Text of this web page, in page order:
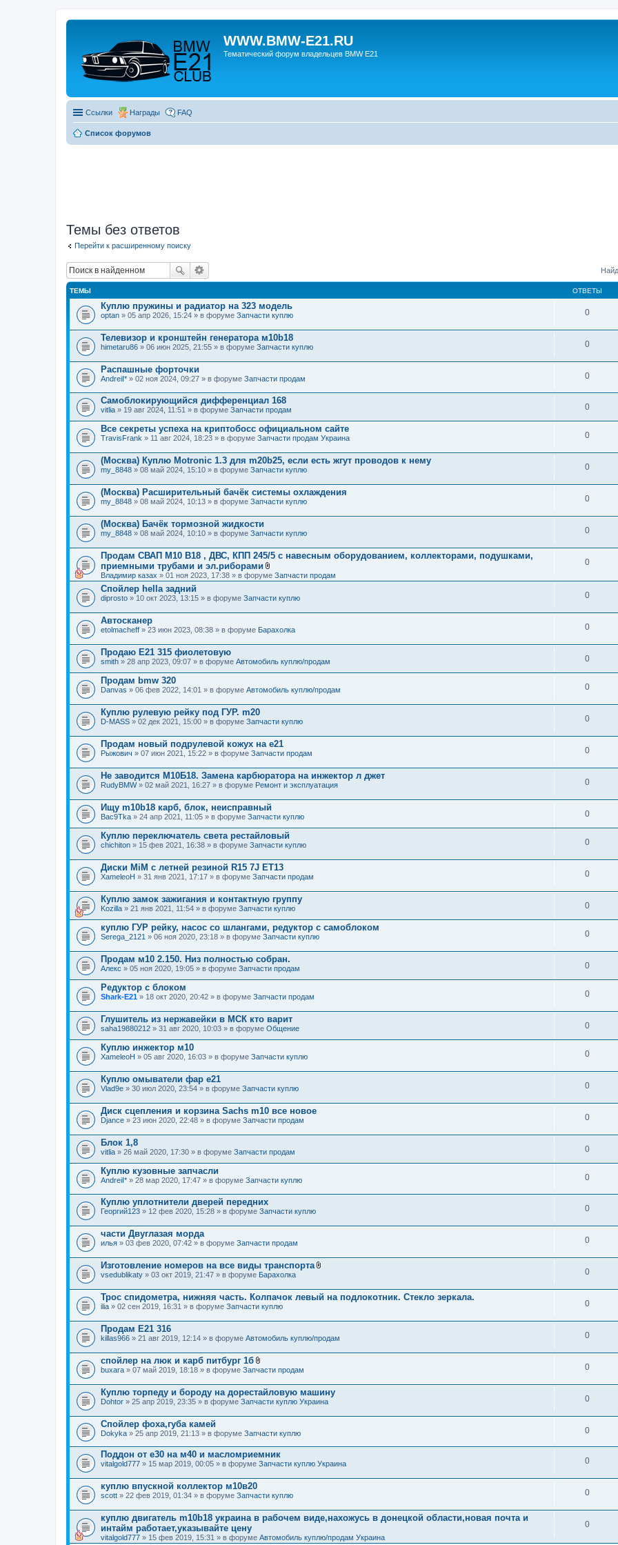
WWW.BMW-E21.RU
Тематический форум владельцев BMW E21
Ссылки Награды FAQ
Список форумов
Темы без ответов
Перейти к расширенному поиску
ТЕМЫ ОТВЕТЫ
Куплю пружины и радиатор на 323 модель
optan » 05 апр 2026, 15:24 » в форуме Запчасти куплю 0
Телевизор и кронштейн генератора м10b18
himetaru86 » 06 июн 2025, 21:55 » в форуме Запчасти куплю 0
Распашные форточки
AndreiI* » 02 ноя 2024, 09:27 » в форуме Запчасти продам 0
Самоблокирующийся дифференциал 168
vitlia » 19 авг 2024, 11:51 » в форуме Запчасти продам 0
Все секреты успеха на криптобосс официальном сайте
TravisFrank » 11 авг 2024, 18:23 » в форуме Запчасти продам Украина 0
(Москва) Куплю Motronic 1.3 для m20b25, если есть жгут проводов к нему
my_8848 » 08 май 2024, 15:10 » в форуме Запчасти куплю 0
(Москва) Расширительный бачёк системы охлаждения
my_8848 » 08 май 2024, 10:13 » в форуме Запчасти куплю 0
(Москва) Бачёк тормозной жидкости
my_8848 » 08 май 2024, 10:10 » в форуме Запчасти куплю 0
Продам СВАП М10 В18 , ДВС, КПП 245/5 с навесным оборудованием, коллекторами, подушками,
приемными трубами и эл.риборами
В
л
ж
н
я
Владимир казах » 01 ноя 2023, 17:38 » в форуме Запчасти продам
0
Спойлер hella задний
diprosto » 10 окт 2023, 13:15 » в форуме Запчасти куплю 0
Автосканер
etolmacheff » 23 июн 2023, 08:38 » в форуме Барахолка 0
Продаю Е21 315 фиолетовую
smith » 28 апр 2023, 09:07 » в форуме Автомобиль куплю/продам 0
Продам bmw 320
Danvas » 06 фев 2022, 14:01 » в форуме Автомобиль куплю/продам 0
Куплю рулевую рейку под ГУР. m20
D-MASS » 02 дек 2021, 15:00 » в форуме Запчасти куплю 0
Продам новый подрулевой кожух на e21
Рыжович » 07 июн 2021, 15:22 » в форуме Запчасти продам 0
Не заводится М10Б18. Замена карбюратора на инжектор л джет
RudyBMW» 02 май 2021, 16:27 » в форуме Ремонт и эксплуатация 0
Ищу m10b18 карб, блок, неисправный
Bac9Tka » 24 апр 2021, 11:05 » в форуме Запчасти куплю 0
Куплю переключатель света рестайловый
chichiton » 15 фев 2021, 16:38 » в форуме Запчасти куплю 0
Диски MiM с летней резиной R15 7J ET13
XameleoH » 31 янв 2021, 17:17 » в форуме Запчасти продам 0
Куплю замок зажигания и контактную группу
Kozilla » 21 янв 2021, 11:54 » в форуме Запчасти куплю 0
куплю ГУР рейку, насос со шлангами, редуктор с самоблоком
Serega_2121 » 06 ноя 2020, 23:18 » в форуме Запчасти куплю 0
Продам м10 2.150. Низ полностью собран.
Алекс » 05 ноя 2020, 19:05 » в форуме Запчасти продам 0
Редуктор с блоком
Shark-E21 » 18 окт 2020, 20:42 » в форуме Запчасти продам 0
Глушитель из нержавейки в МСК кто варит
saha19880212 » 31 авг 2020, 10:03 » в форуме Общение 0
Куплю инжектор м10
XameleoH » 05 авг 2020, 16:03 » в форуме Запчасти куплю 0
Куплю омыватели фар е21
Vlad9e » 30 июл 2020, 23:54 » в форуме Запчасти куплю 0
Диск сцепления и корзина Sachs m10 все новое
Djance » 23 июн 2020, 22:48 » в форуме Запчасти продам 0
Блок 1,8
vitlia » 26 май 2020, 17:30 » в форуме Запчасти продам 0
Куплю кузовные запчасли
AndreiI* » 28 мар 2020, 17:47 » в форуме Запчасти куплю 0
Куплю уплотнители дверей передних
Георгий123 » 12 фев 2020, 15:28 » в форуме Запчасти куплю 0
части Двуглазая морда
илья » 03 фев 2020, 07:42 » в форуме Запчасти продам 0
Изготовление номеров на все виды транспорта
о
ж
и
vsedublikaty » 03 окт 2019, 21:47 » в форуме Барахолка 0
Трос спидометра, нижняя часть. Колпачок левый на подлокотник. Стекло зеркала.
ilia » 02 сен 2019, 16:31 » в форуме Запчасти куплю 0
Продам E21 316
killas966 » 21 авг 2019, 12:14 » в форуме Автомобиль куплю/продам 0
спойлер на люк и карб питбург 1б
В
о
ж
е
и
buxara » 07 май 2019, 18:18 » в форуме Запчасти продам 0
Куплю торпеду и бороду на дорестайловую машину
Dohtor » 25 апр 2019, 23:35 » в форуме Запчасти куплю Украина 0
Спойлер фоха,губа камей
Dokyka » 25 апр 2019, 21:13 » в форуме Запчасти куплю 0
Поддон от е30 на м40 и масломриемник
vitalgold777 » 15 мар 2019, 00:05 » в форуме Запчасти куплю Украина 0
куплю впускной коллектор м10в20
scott » 22 фев 2019, 01:34 » в форуме Запчасти куплю 0
куплю двигатель m10b18 украина в рабочем виде,нахожусь в донецкой области,новая почта и
интайм работает,указывайте цену
vitalgold777 » 15 фев 2019, 15:31 » в форуме Автомобиль куплю/продам Украина
0